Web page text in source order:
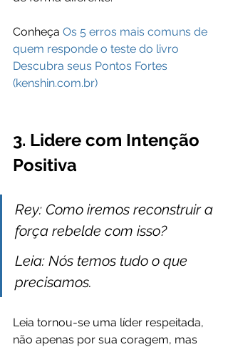
Conheça Os 5 erros mais comuns de
quem responde o teste do livro
Descubra seus Pontos Fortes
(kenshin.com.br)
3. Lidere com Intenção
Positiva
Rey: Como iremos reconstruir a
força rebelde com isso?
Leia: Nós temos tudo o que
precisamos.
Leia tornou-se uma líder respeitada,
não apenas por sua coragem, mas